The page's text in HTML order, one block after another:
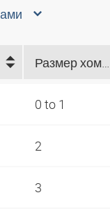
Размер хомута
0 to 1
2
3